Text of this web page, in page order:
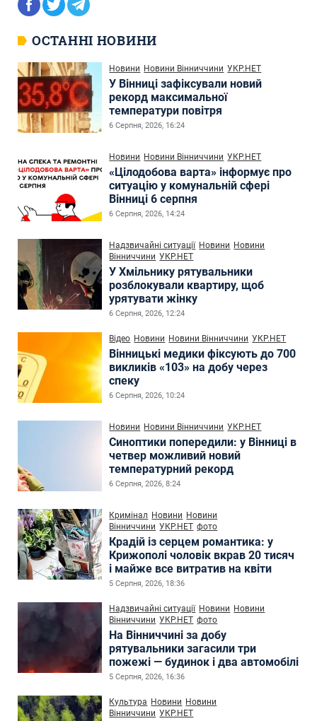
ОСТАННІ НОВИНИ
Новини Новини Вінниччини УКР.НЕТ
У Вінниці зафіксували новий
рекорд максимальної
температури повітря
6 Серпня, 2026, 16:24
Новини Новини Вінниччини УКР.НЕТ
«Цілодобова варта» інформує про
ситуацію у комунальній сфері
Вінниці 6 серпня
6 Серпня, 2026, 14:24
Надзвичайні ситуації Новини Новини
Вінниччини УКР.НЕТ
У Хмільнику рятувальники
розблокували квартиру, щоб
урятувати жінку
6 Серпня, 2026, 12:24
Відео Новини Новини Вінниччини УКР.НЕТ
Вінницькі медики фіксують до 700
викликів «103» на добу через
спеку
6 Серпня, 2026, 10:24
Новини Новини Вінниччини УКР.НЕТ
Синоптики попередили: у Вінниці в
четвер можливий новий
температурний рекорд
6 Серпня, 2026, 8:24
Кримінал Новини Новини
Вінниччини УКР.НЕТ фото
Крадій із серцем романтика: у
Крижополі чоловік вкрав 20 тисяч
і майже все витратив на квіти
5 Серпня, 2026, 18:36
Надзвичайні ситуації Новини Новини
Вінниччини УКР.НЕТ фото
На Вінниччині за добу
рятувальники загасили три
пожежі — будинок і два автомобілі
5 Серпня, 2026, 16:36
Культура Новини Новини
Вінниччини УКР.НЕТ